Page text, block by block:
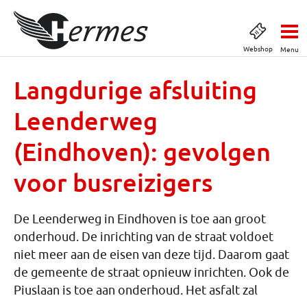
Webshop Menu
Langdurige afsluiting
Leenderweg
(Eindhoven): gevolgen
voor busreizigers
De Leenderweg in Eindhoven is toe aan groot
onderhoud. De inrichting van de straat voldoet
niet meer aan de eisen van deze tijd. Daarom gaat
de gemeente de straat opnieuw inrichten. Ook de
Piuslaan is toe aan onderhoud. Het asfalt zal